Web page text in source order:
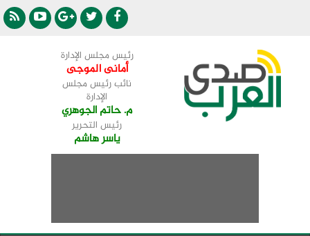
رئيس مجلس الإدارة
أمانى الموجى
نائب رئيس مجلس
الإدارة
م. حاتم الجوهري
رئيس التحرير
ياسر هاشم